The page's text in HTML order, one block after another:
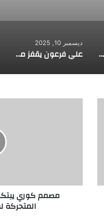
طفل مصري يخرج قصاصات الورق من أنفه وفمه
ديسمبر 10, 2025
علي فرعون يقفز من الطابق العشرين ويأكل النار ويحطم سورا
ي
مصمم كوري
المتحركة